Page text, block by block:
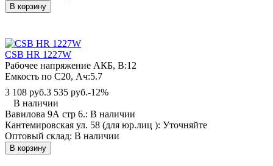
В корзину
CSB HR 1227W
Рабочее напряжение АКБ, B:12
Емкость по С20, Ач:5.7
3 108 руб.3 535 руб.-12%
В наличии
Вавилова 9А стр 6.: В наличии
Кантемировская ул. 58 (для юр.лиц ): Уточняйте
Оптовый склад: В наличии
В корзину